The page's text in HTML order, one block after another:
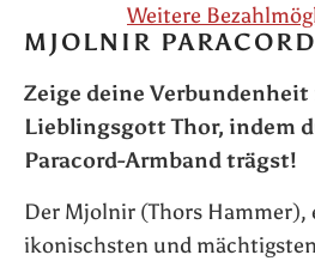
Weitere
MJOLNIR
Zeige deine
Lieblingsgott Thor, indem
Paracord-Armband trägst!
Der Mjolnir (Thors Hammer),
ikonischsten und